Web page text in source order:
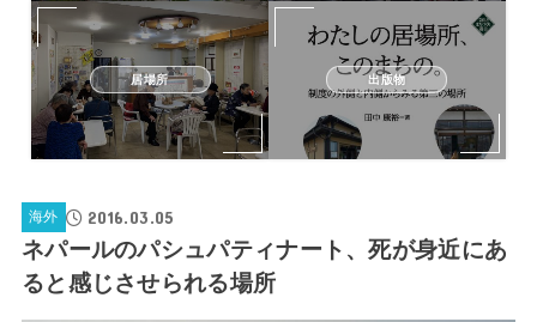
居場所 出版物
海外 2016.03.05
ネパールのパシュパティナート、死が身近にあ
ると感じさせられる場所